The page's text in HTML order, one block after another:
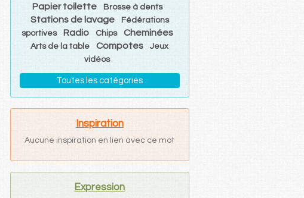
Papier toilette Brosse à dents
Stations de lavage
Fédérations
sportives
Radio Chips Cheminées
Arts de la table Compotes
Jeux
vidéos
Toutes les catégories
Inspiration
Aucune inspiration en lien avec ce mot
Expression